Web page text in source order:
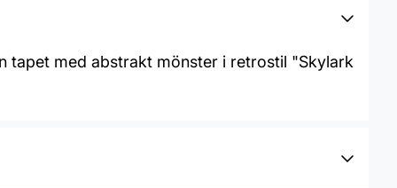
tapet med abstrakt mönster i retrostil "Skylark